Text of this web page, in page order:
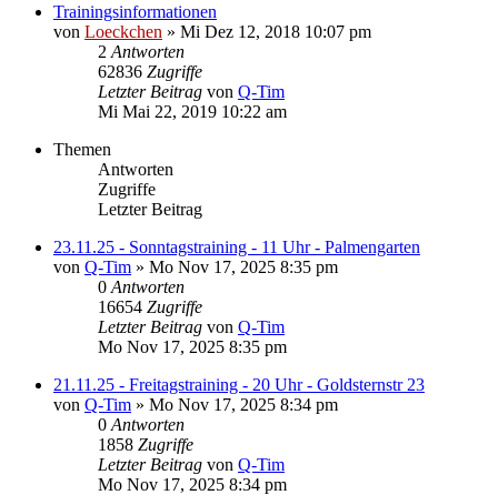
Trainingsinformationen
von Loeckchen » Mi Dez 12, 2018 10:07 pm
2 Antworten
62836 Zugriffe
Letzter Beitrag von Q-Tim
Mi Mai 22, 2019 10:22 am
Themen
Antworten
Zugriffe
Letzter Beitrag
23.11.25 - Sonntagstraining - 11 Uhr - Palmengarten
von Q-Tim » Mo Nov 17, 2025 8:35 pm
0 Antworten
16654 Zugriffe
Letzter Beitrag von Q-Tim
Mo Nov 17, 2025 8:35 pm
21.11.25 - Freitagstraining - 20 Uhr - Goldsternstr 23
von Q-Tim » Mo Nov 17, 2025 8:34 pm
0 Antworten
1858 Zugriffe
Letzter Beitrag von Q-Tim
Mo Nov 17, 2025 8:34 pm